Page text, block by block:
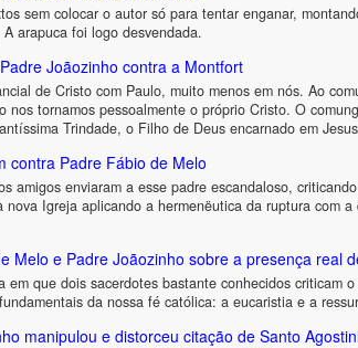
sem colocar o autor só para tentar enganar,
arapuca foi logo desvendada.
Joãozinho contra a Montfort
de Cristo com Paulo, muito menos em nós. Ao
tornamos pessoalmente o próprio Cristo. O
Trindade, o Filho de Deus encarnado em
contra Padre Fábio de Melo
amigos enviaram a esse padre escandaloso,
Igreja aplicando a hermenëutica da ruptura com
Melo e Padre Joãozinho sobre a presença real
que dois sacerdotes bastante conhecidos criticam
da nossa fé católica: a eucaristia e a
manipulou e distorceu citação de Santo